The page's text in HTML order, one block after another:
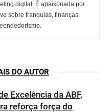
digital. É apaixonada por
sobre franquias, finanças,
DO AUTOR
Excelência da ABF,
reforça força do